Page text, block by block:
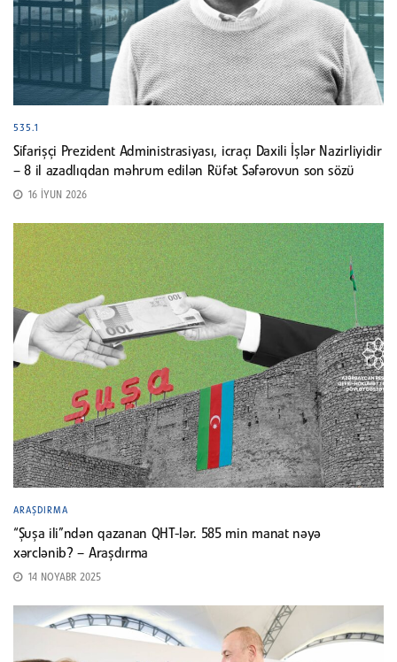
535.1
Sifarişçi Prezident Administrasiyası, icraçı Daxili İşlər Nazirliyidir
– 8 il azadlıqdan məhrum edilən Rüfət Səfərovun son sözü
16 İYUN 2026
ARAŞDIRMA
“Şuşa ili”ndən qazanan QHT-lər. 585 min manat nəyə
xərclənib? – Araşdırma
14 NOYABR 2025